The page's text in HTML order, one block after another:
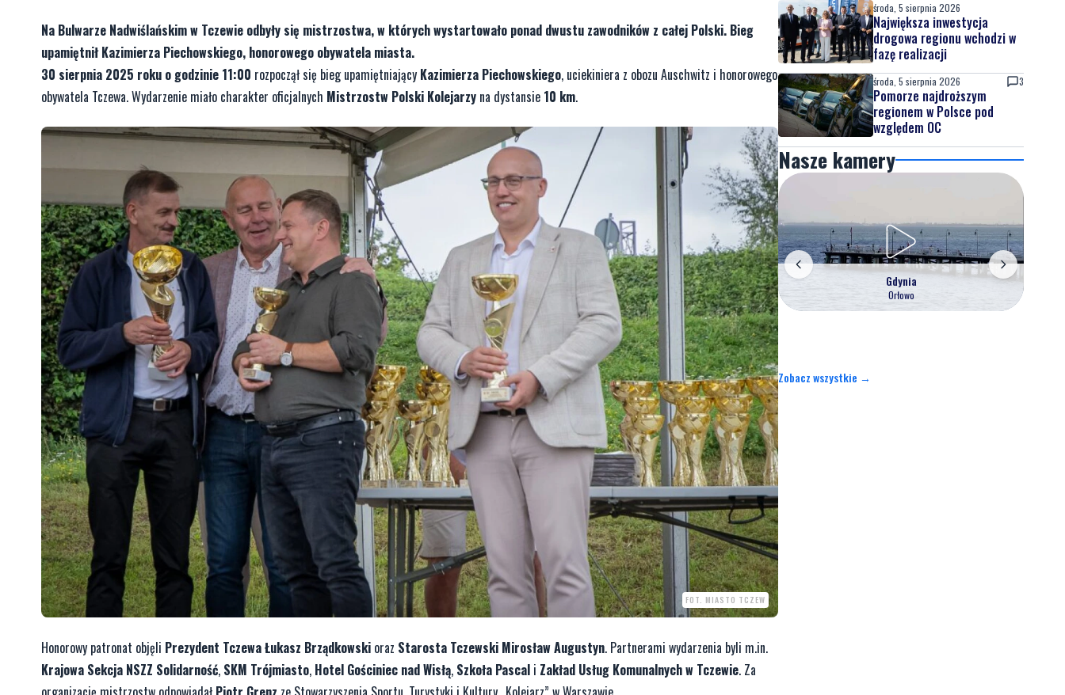
Na Bulwarze Nadwiślańskim w Tczewie odbyły się mistrzostwa, w których wystartowało ponad dwustu zawodników z całej Polski. Bieg
upamiętnił Kazimierza Piechowskiego, honorowego obywatela miasta.
30 sierpnia 2025 roku o godzinie 11:00 rozpoczął się bieg upamiętniający Kazimierza Piechowskiego, uciekiniera z obozu Auschwitz i honorowego
obywatela Tczewa. Wydarzenie miało charakter oficjalnych Mistrzostw Polski Kolejarzy na dystansie 10 km.
FOT. MIASTO TCZEW
Honorowy patronat objęli Prezydent Tczewa Łukasz Brządkowski oraz Starosta Tczewski Mirosław Augustyn. Partnerami wydarzenia byli m.in.
Krajowa Sekcja NSZZ Solidarność, SKM Trójmiasto, Hotel Gościniec nad Wisłą, Szkoła Pascal i Zakład Usług Komunalnych w Tczewie. Za
środa, 5 sierpnia 2026
Największa inwestycja
drogowa regionu wchodzi w
fazę realizacji
środa, 5 sierpnia 2026 3
Pomorze najdroższym
regionem w Polsce pod
względem OC
Nasze kamery
Gdynia
Orłowo
Zobacz wszystkie →